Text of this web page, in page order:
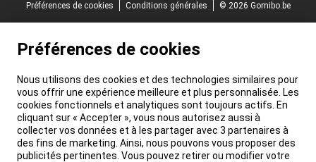
Préférences de cookies
Conditions générales © 2026 Gomibo.be
Préférences de cookies
Nous utilisons des cookies et des technologies similaires pour
vous offrir une expérience meilleure et plus personnalisée. Les
cookies fonctionnels et analytiques sont toujours actifs. En
cliquant sur « Accepter », vous nous autorisez aussi à
collecter vos données et à les partager avec 3 partenaires à
des fins de marketing. Ainsi, nous pouvons vous proposer des
publicités pertinentes. Vous pouvez retirer ou modifier votre